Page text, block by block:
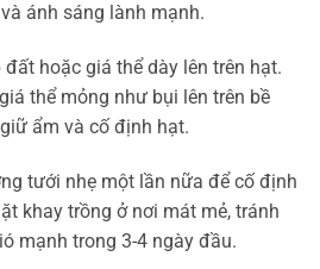
ánh sáng lành mạnh.
hoặc giá thể dày lên trên hạt.
thể mỏng như bụi lên trên bề
ẩm và cố định hạt.
tưới nhẹ một lần nữa để cố định
khay trồng ở nơi mát mẻ, tránh
mạnh trong 3-4 ngày đầu.